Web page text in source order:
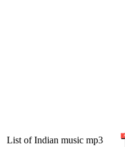
List of Indian music mp3